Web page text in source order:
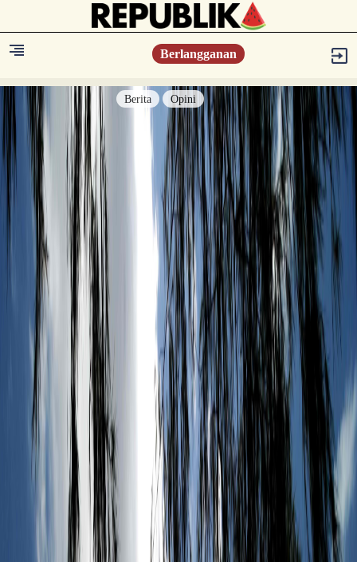
Berlangganan
Berita Opini
Berita
Islam Digest
Hikmah
Opini
Konsultasi Syariah
Resonansi
Sejarah
Lensa
Iqtishodia
Sastra
Literasi Umat